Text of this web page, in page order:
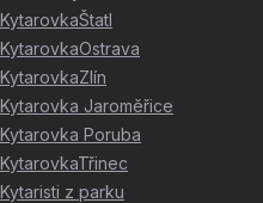
KytarovkaŠtatl
KytarovkaOstrava
KytarovkaZlín
Kytarovka Jaroměřice
Kytarovka Poruba
KytarovkaTřinec
Kytaristi z parku